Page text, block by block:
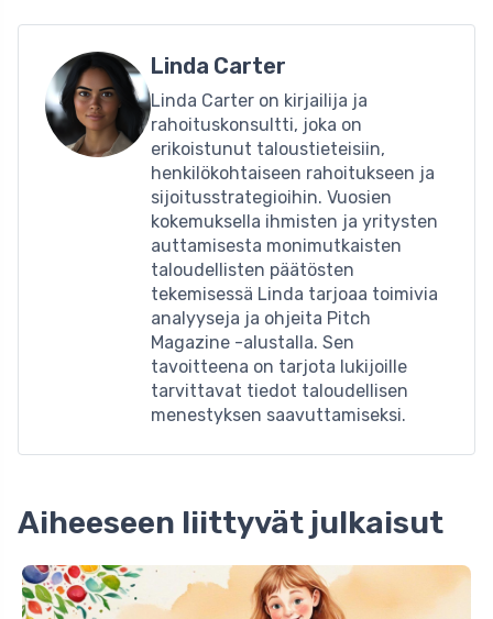
Linda Carter
Linda Carter on kirjailija ja
rahoituskonsultti, joka on
erikoistunut taloustieteisiin,
henkilökohtaiseen rahoitukseen ja
sijoitusstrategioihin. Vuosien
kokemuksella ihmisten ja yritysten
auttamisesta monimutkaisten
taloudellisten päätösten
tekemisessä Linda tarjoaa toimivia
analyyseja ja ohjeita Pitch
Magazine -alustalla. Sen
tavoitteena on tarjota lukijoille
tarvittavat tiedot taloudellisen
menestyksen saavuttamiseksi.
Aiheeseen liittyvät julkaisut